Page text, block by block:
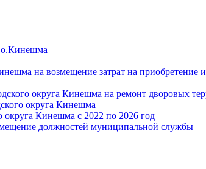
на возмещение затрат на
округа Кинешма на ремонт дворовых
округа Кинешма
округа Кинешма с 2022 по 2026 год
должностей муниципальной службы